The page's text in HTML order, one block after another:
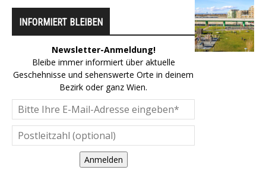
INFORMIERT BLEIBEN
Newsletter-Anmeldung!
Bleibe immer informiert über aktuelle
Geschehnisse und sehenswerte Orte in deinem
Bezirk oder ganz Wien.
Anmelden